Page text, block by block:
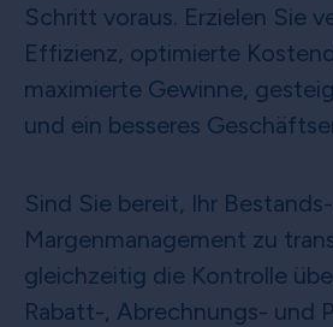
Schritt voraus. Erzielen Sie
Effizienz, optimierte
maximierte Gewinne,
und ein besseres
Sind Sie bereit, Ihr
Margenmanagement zu
gleichzeitig die Kontrolle
Rabatt-, Abrechnungs- und